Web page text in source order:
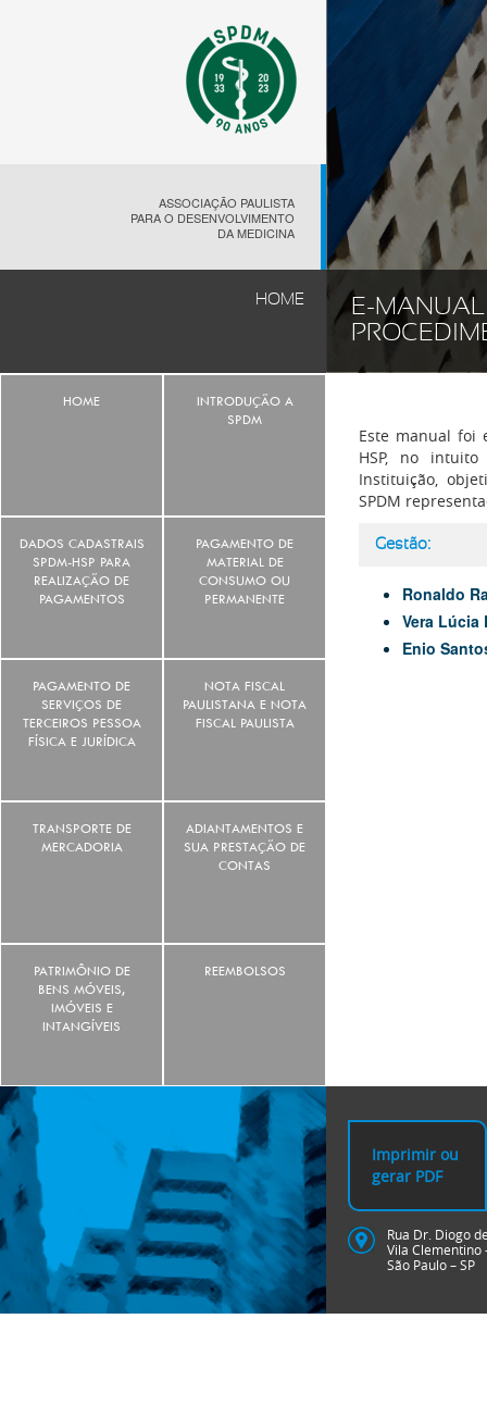
ASSOCIAÇÃO PAULISTA
PARA O DESENVOLVIMENTO
DA MEDICINA
HOME
E-
HOME
INTRODUÇÃO A
SPDM
DADOS CADASTRAIS
SPDM-HSP PARA
REALIZAÇÃO DE
PAGAMENTOS
PAGAMENTO DE
MATERIAL DE
CONSUMO OU
PERMANENTE
PAGAMENTO DE
SERVIÇOS DE
TERCEIROS PESSOA
FÍSICA E JURÍDICA
NOTA FISCAL
PAULISTANA E NOTA
FISCAL PAULISTA
TRANSPORTE DE
MERCADORIA
ADIANTAMENTOS E
SUA PRESTAÇÃO DE
CONTAS
PATRIMÔNIO DE
BENS MÓVEIS,
IMÓVEIS E
INTANGÍVEIS
REEMBOLSOS
Este manual foi
HSP, no
Instituição,
SPDM
Gestão:
Ronaldo
Vera Lúcia
Enio
Imprimir ou
gerar PDF
Rua Dr. Diogo
Vila Clementino
São Paulo – SP